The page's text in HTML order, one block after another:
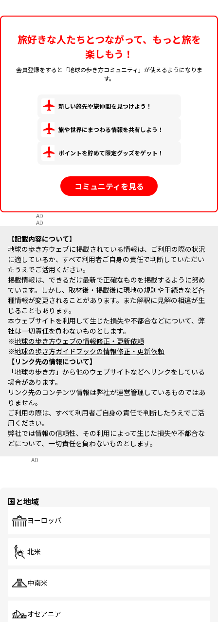
旅好きな人たちとつながって、もっと旅を
楽しもう！
会員登録をすると「地球の歩き方コミュニティ」が使えるようになりま
す。
新しい旅先や旅仲間を見つけよう！
旅や世界にまつわる情報を共有しよう！
ポイントを貯めて限定グッズをゲット！
コミュニティを見る
AD
AD
記載内容について
地球の歩き方ウェブに掲載されている情報は、ご利用の際の状況
に適しているか、すべて利用者ご自身の責任で判断していただい
たうえでご活用ください。
掲載情報は、できるだけ最新で正確なものを掲載するように努め
ています。しかし、取材後・掲載後に現地の規則や手続きなど各
種情報が変更されることがあります。また解釈に見解の相違が生
じることもあります。
本ウェブサイトを利用して生じた損失や不都合などについて、弊
社は一切責任を負わないものとします。
※地球の歩き方ウェブの情報修正・更新依頼
※地球の歩き方ガイドブックの情報修正・更新依頼
リンク先の情報について
「地球の歩き方」から他のウェブサイトなどへリンクをしている
場合があります。
リンク先のコンテンツ情報は弊社が運営管理しているものではあ
りません。
ご利用の際は、すべて利用者ご自身の責任で判断したうえでご活
用ください。
弊社では情報の信頼性、その利用によって生じた損失や不都合な
どについて、一切責任を負わないものとします。
AD
国と地域
ヨーロッパ
北米
中南米
オセアニア